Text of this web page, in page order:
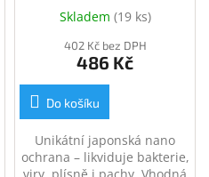
Skladem (19 ks)
402 Kč bez DPH
486 Kč
Do košíku
Unikátní japonská nano
ochrana – likviduje bakterie,